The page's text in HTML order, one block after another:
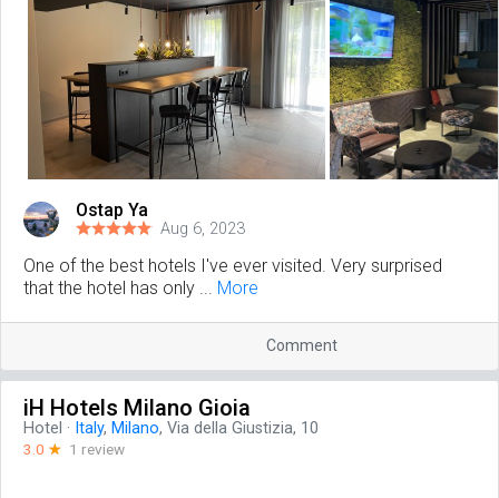
Ostap Ya
Aug 6, 2023
One of the best hotels I've ever visited. Very surprised
that the hotel has only ... More
Comment
iH Hotels Milano Gioia
Hotel · Italy, Milano, Via della Giustizia, 10
3.0 ☆ 1 review